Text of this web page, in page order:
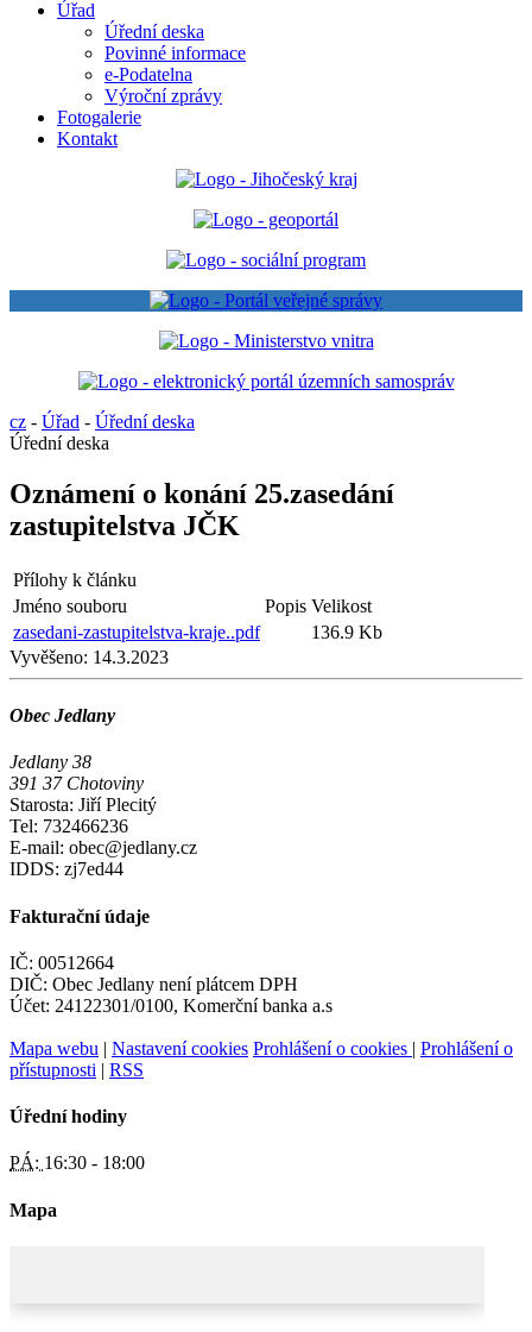
Úřad
Úřední deska
Povinné informace
e-Podatelna
Výroční zprávy
Fotogalerie
Kontakt
cz - Úřad - Úřední deska
Úřední deska
Oznámení o konání 25.zasedání
zastupitelstva JČK
Přílohy k článku
Jméno souboru
Popis Velikost
zasedani-zastupitelstva-kraje..pdf
136.9 Kb
Vyvěšeno: 14.3.2023
Obec Jedlany
Jedlany 38
391 37 Chotoviny
Starosta: Jiří Plecitý
Tel: 732466236
E-mail: obec@jedlany.cz
IDDS: zj7ed44
Fakturační údaje
IČ: 00512664
DIČ: Obec Jedlany není plátcem DPH
Účet: 24122301/0100, Komerční banka a.s
Mapa webu | Nastavení cookies Prohlášení o cookies | Prohlášení o
přístupnosti | RSS
Úřední hodiny
PÁ: 16:30 - 18:00
Mapa